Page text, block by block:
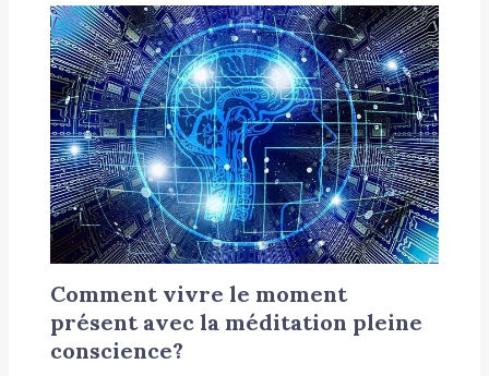
Comment vivre le moment
présent avec la méditation pleine
conscience?